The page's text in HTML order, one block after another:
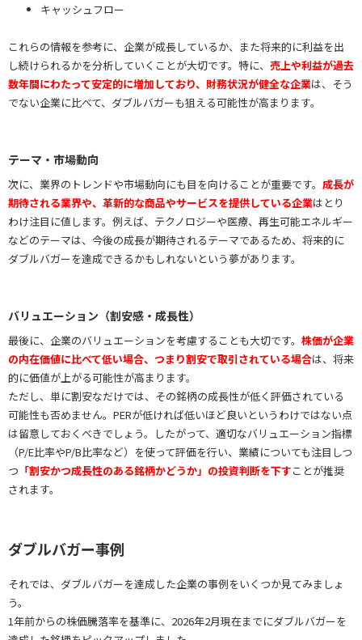
キャッシュフロー
これらの情報を参考に、企業が成長しているか、また将来的に利益を出
し続けられるかを分析していくことが大切です。特に、 売上や利益が過去
数年間にわたって安定的に増加しており、財務状況が健全な企業は、そう
でない企業に比べて、ダブルバガーも狙える可能性が高まります。
テーマ・市場動向
次に、業界のトレンドや市場動向にも目を向けることが重要です。 成長が
期待される業界や、革新的な商品やサービスを提供している企業はとり
わけ注目に値します。例えば、テクノロジーや医療、再生可能エネルギー
などのテーマは、今後の成長が期待されるテーマであるため、将来的に
ダブルバガーを達成できるかもしれないという夢があります。
バリュエーション（割安感・成長性）
最後に、企業のバリュエーションを考慮することも大切です。 株価が企業
の内在価値に比べて低い場合、つまり割安で取引されている場合は、将来
的に価値が上がる可能性が高まります。
ただし、単に割安なだけでは、その銘柄の成長性が低く評価されている
可能性も否めません。PERが低ければ低いほど良いというわけではない点
は留意しておくべきでしょう。したがって、適切なバリュエーション指標
（P/E比率やP/B比率など）を使って評価を行い、業績についても注目しつ
つ 「割安かつ成長性のある銘柄かどうか」の投資判断を下すことが推奨
されます。
ダブルバガー事例
それでは、ダブルバガーを達成した企業の事例をいくつか見てみましょ
う。
1年前からの株価騰落率を基準に、2026年2月現在までにダブルバガーを